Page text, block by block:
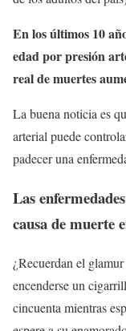
En los últimos 10
edad por presión
real de muertes
La buena noticia es
arterial puede
padecer una
Las
causa de muerte
¿Recuerdan el
encenderse un
cincuenta mientras